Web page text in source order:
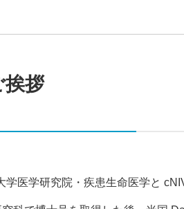
挨拶
医学研究院・疾患生命医学と